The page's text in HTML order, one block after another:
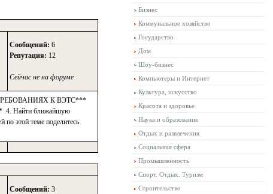
Сообщений: 6
Репутация: 12
Сейчас не на форуме
ТРЕБОВАНИЯХ К ВЭТС***
Найти ближайшую
этой теме поделитесь
Сообщений: 3
Бизнес
Коммунальное хозяйство
Государство
Дом
Шоу-бизнес
Компьютеры и Интернет
Культура, искусство
Красота и здоровье
Наука и образование
Отдых и развлечения
Социальная сфера
Промышленность
Спорт. Отдых. Туризм
Строительство